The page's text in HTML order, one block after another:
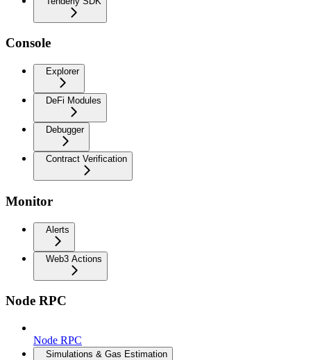
Console
Explorer
DeFi Modules
Debugger
Contract Verification
Monitor
Alerts
Web3 Actions
Node RPC
Node RPC
Simulations & Gas Estimation